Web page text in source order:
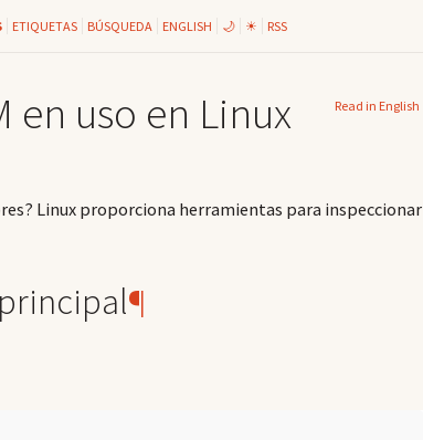
ETIQUETAS BÚSQUEDA ENGLISH 🌙 ☀ RSS
Read in English
en uso en Linux
Linux proporciona herramientas para inspeccionar
¶